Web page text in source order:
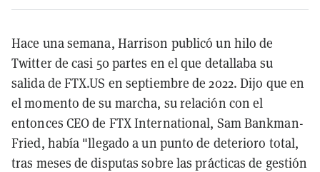
Hace una semana, Harrison publicó un hilo de
Twitter de casi 50 partes en el que detallaba su
salida de FTX.US en septiembre de 2022. Dijo que en
el momento de su marcha, su relación con el
entonces CEO de FTX International, Sam Bankman-
Fried, había "llegado a un punto de deterioro total,
tras meses de disputas sobre las prácticas de gestión